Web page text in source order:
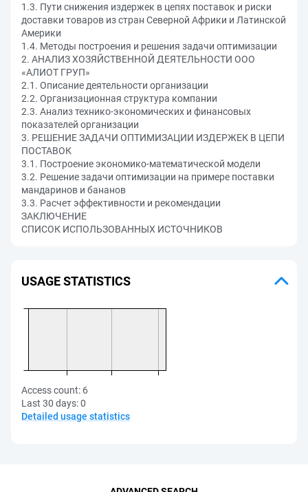
1.3. Пути снижения издержек в цепях поставок и риски
доставки товаров из стран Северной Африки и Латинской
Америки
1.4. Методы построения и решения задачи оптимизации
2. АНАЛИЗ ХОЗЯЙСТВЕННОЙ ДЕЯТЕЛЬНОСТИ ООО
«АЛИОТ ГРУП»
2.1. Описание деятельности организации
2.2. Организационная структура компании
2.3. Анализ технико-экономических и финансовых
показателей организации
3. РЕШЕНИЕ ЗАДАЧИ ОПТИМИЗАЦИИ ИЗДЕРЖЕК В ЦЕПИ
ПОСТАВОК
3.1. Построение экономико-математической модели
3.2. Решение задачи оптимизации на примере поставки
мандаринов и бананов
3.3. Расчет эффективности и рекомендации
ЗАКЛЮЧЕНИЕ
СПИСОК ИСПОЛЬЗОВАННЫХ ИСТОЧНИКОВ
USAGE STATISTICS
Access count: 6
Last 30 days:0
Detailed usage statistics